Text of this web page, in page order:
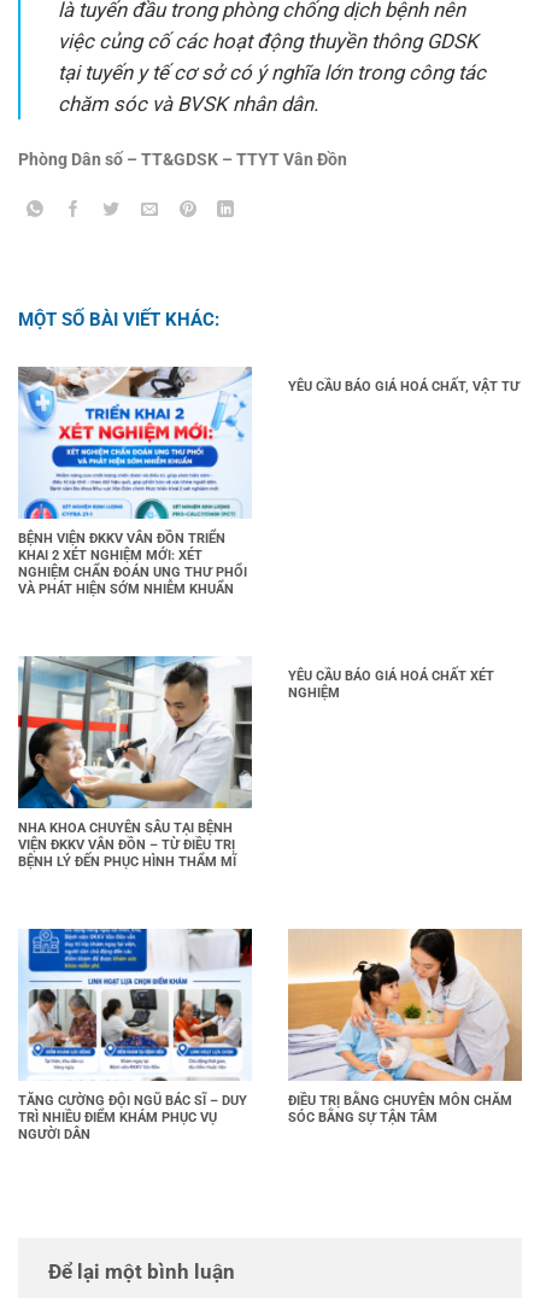
là tuyến đầu trong phòng chống dịch bệnh nên
việc củng cố các hoạt động thuyền thông GDSK
tại tuyến y tế cơ sở có ý nghĩa lớn trong công tác
chăm sóc và BVSK nhân dân.
Phòng Dân số – TT&GDSK – TTYT Vân Đồn
MỘT SỐ BÀI VIẾT KHÁC:
BỆNH VIỆN ĐKKV VÂN ĐỒN TRIỂN
KHAI 2 XÉT NGHIỆM MỚI: XÉT
NGHIỆM CHẨN ĐOÁN UNG THƯ PHỔI
VÀ PHÁT HIỆN SỚM NHIỄM KHUẨN
YÊU CẦU BÁO GIÁ HOÁ CHẤT, VẬT TƯ
NHA KHOA CHUYÊN SÂU TẠI BỆNH
VIỆN ĐKKV VÂN ĐỒN – TỪ ĐIỀU TRỊ
BỆNH LÝ ĐẾN PHỤC HÌNH THẨM MĨ
YÊU CẦU BÁO GIÁ HOÁ CHẤT XÉT
NGHIỆM
TĂNG CƯỜNG ĐỘI NGŨ BÁC SĨ – DUY
TRÌ NHIỀU ĐIỂM KHÁM PHỤC VỤ
NGƯỜI DÂN
ĐIỀU TRỊ BẰNG CHUYÊN MÔN CHĂM
SÓC BẰNG SỰ TẬN TÂM
Để lại một bình luận